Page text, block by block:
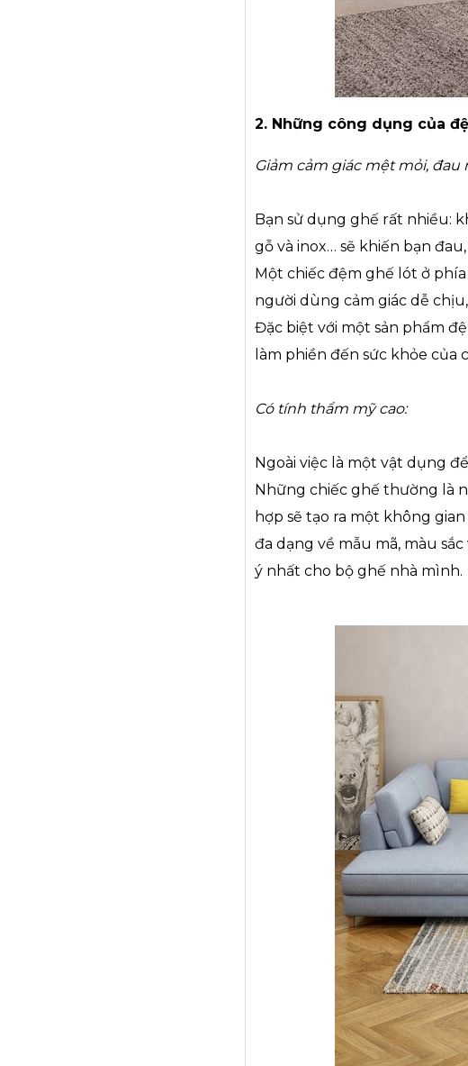
2. Những công dụng của
Giảm cảm giác mệt mỏi,
Bạn sử dụng ghế rất nhiều:
gỗ và inox… sẽ khiến bạn
Một chiếc đệm ghế lót ở
người dùng cảm giác dễ
Đặc biệt với một sản phẩm
làm phiền đến sức khỏe
Có tính thẩm mỹ cao:
Ngoài việc là một vật dụng
Những chiếc ghế thường là
hợp sẽ tạo ra một không
đa dạng về mẫu mã, màu
ý nhất cho bộ ghế nhà mình.